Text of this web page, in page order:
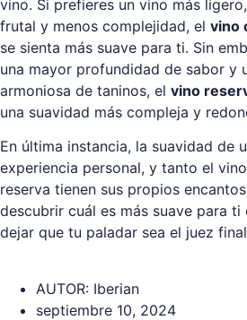
vino. Si prefieres un vino más
frutal y menos complejidad, el vino
se sienta más suave para ti. Sin
una mayor profundidad de sabor y
armoniosa de taninos, el vino
una suavidad más compleja y
En última instancia, la suavidad de
experiencia personal, y tanto el
reserva tienen sus propios
descubrir cuál es más suave para
dejar que tu paladar sea el juez
AUTOR: Iberian
septiembre 10, 2024